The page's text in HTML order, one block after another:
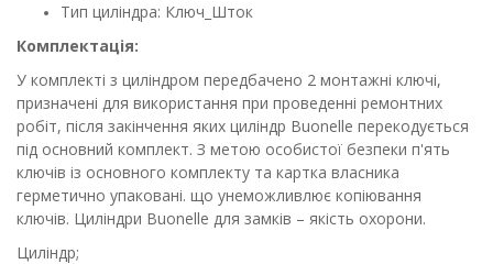
Тип циліндра: Ключ_Шток
Комплектація:
У комплекті з циліндром передбачено 2 монтажні ключі,
призначені для використання при проведенні ремонтних
робіт, після закінчення яких циліндр Buonelle перекодується
під основний комплект. З метою особистої безпеки п'ять
ключів із основного комплекту та картка власника
герметично упаковані. що унеможливлює копіювання
ключів. Циліндри Buonelle для замків – якість охорони.
Циліндр;